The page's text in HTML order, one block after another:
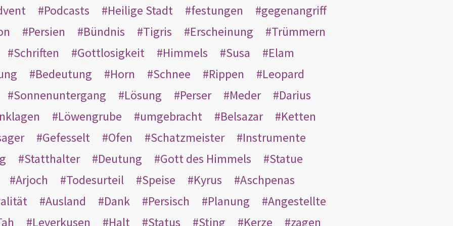
Podcasts Heilige Stadt festungen
gegenangriff
Persien Bündnis Tigris Erscheinung
Trümmern
Schriften
Gottlosigkeit Himmels Susa
Elam
Bedeutung Horn Schnee Rippen
Leopard
Sonnenuntergang
Lösung Perser Meder
Darius
Löwengrube umgebracht Belsazar
Ketten
Gefesselt Ofen Schatzmeister
Instrumente
Statthalter Deutung Gott des Himmels
Statue
Arjoch
Todesurteil Speise Kyrus
Aschpenas
Ausland Dank Persisch Planung
Angestellte
Leverkusen Halt Status Sting Kerze zagen